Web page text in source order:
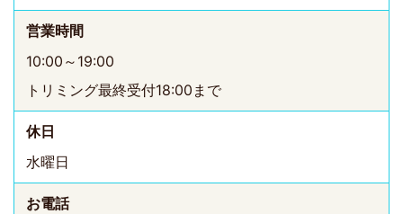
営業時間
10:00～19:00
トリミング最終受付18:00まで
休日
水曜日
お電話